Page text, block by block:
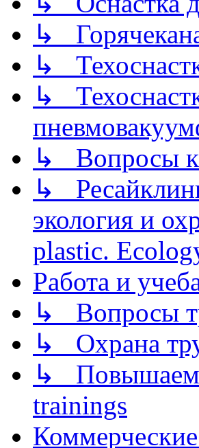
↳
↳
↳
↳ Вопросы
↳
экология и
plastic.
Работа и
↳ Вопросы
↳ Охрана
↳ Повышаем
trainings